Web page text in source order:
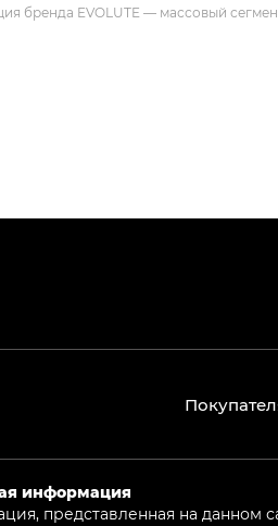
бренда EVOLUTE — массовый
информация
представленная на данном